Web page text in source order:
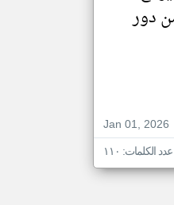
2025 من دور
Jan 01, 2026
عدد الكلمات: ١١٠